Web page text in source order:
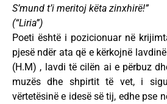
S’mund t’i meritoj këta zinxhirë!”
(“Liria”)
Poeti është i pozicionuar në
pjesë ndër ata që e kërkojnë
(H.M) , lavdi të cilën ai e përbuz
muzës dhe shpirtit të vet, i
vërtetësinë e idesë së tij, edhe pse